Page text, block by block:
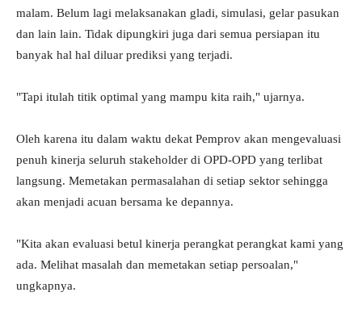
malam. Belum lagi melaksanakan gladi, simulasi, gelar pasukan
dan lain lain. Tidak dipungkiri juga dari semua persiapan itu
banyak hal hal diluar prediksi yang terjadi.
"Tapi itulah titik optimal yang mampu kita raih," ujarnya.
Oleh karena itu dalam waktu dekat Pemprov akan mengevaluasi
penuh kinerja seluruh stakeholder di OPD-OPD yang terlibat
langsung. Memetakan permasalahan di setiap sektor sehingga
akan menjadi acuan bersama ke depannya.
"Kita akan evaluasi betul kinerja perangkat perangkat kami yang
ada. Melihat masalah dan memetakan setiap persoalan,"
ungkapnya.